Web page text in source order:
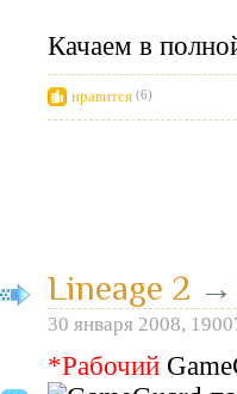
Качаем в
нравится (6)
Lineage 2 →
30 января 2008,
*Рабочий